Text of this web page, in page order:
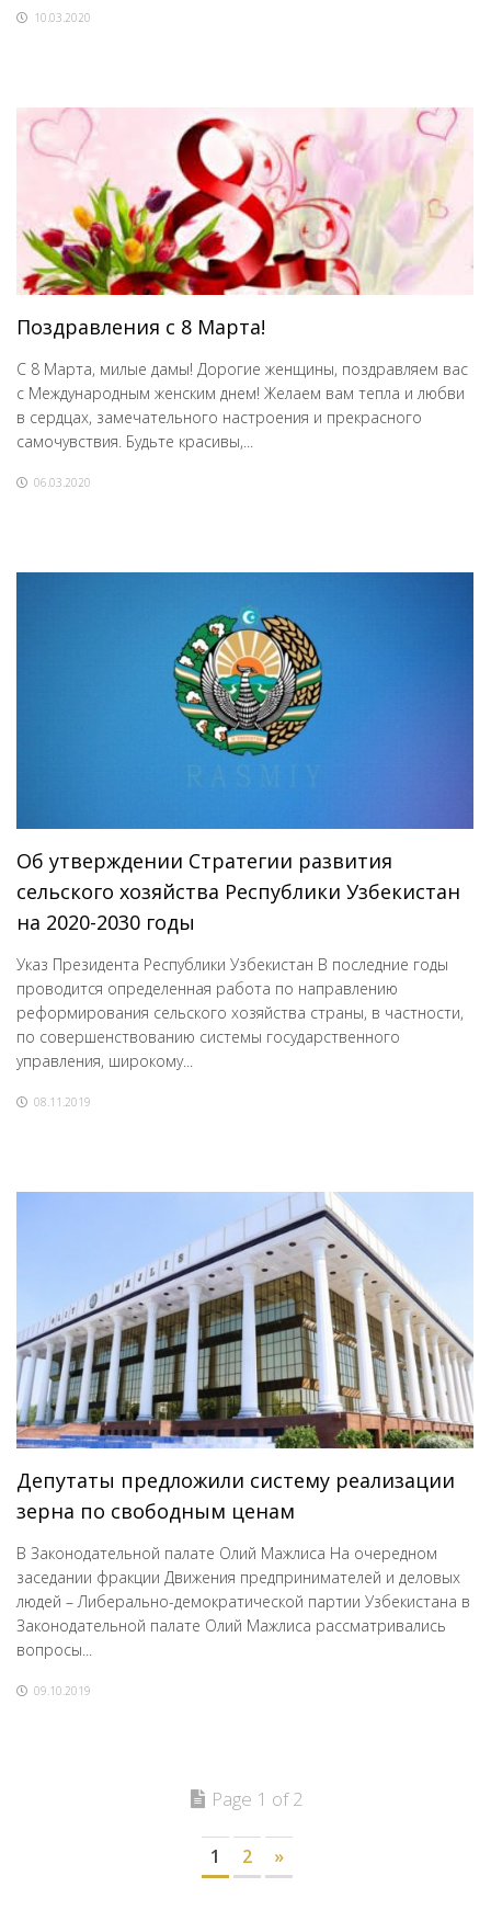
10.03.2020
Поздравления с 8 Марта!
С 8 Марта, милые дамы! Дорогие женщины, поздравляем вас
с Международным женским днем! Желаем вам тепла и любви
в сердцах, замечательного настроения и прекрасного
самочувствия. Будьте красивы,...
06.03.2020
Об утверждении Cтратегии развития
сельского хозяйства Республики Узбекистан
на 2020-2030 годы
Указ Президента Республики Узбекистан В последние годы
проводится определенная работа по направлению
реформирования сельского хозяйства страны, в частности,
по совершенствованию системы государственного
управления, широкому...
08.11.2019
Депутаты предложили систему реализации
зерна по свободным ценам
В Законодательной палате Олий Мажлиса На очередном
заседании фракции Движения предпринимателей и деловых
людей – Либерально-демократической партии Узбекистана в
Законодательной палате Олий Мажлиса рассматривались
вопросы...
09.10.2019
Page 1 of 2
1 2 »